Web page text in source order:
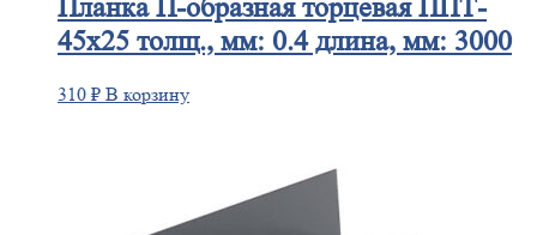
ПланкаП-образная торцевая ППТ-
45х25 толщ., мм: 0.4 длина, мм: 3000
310 ₽ В корзину